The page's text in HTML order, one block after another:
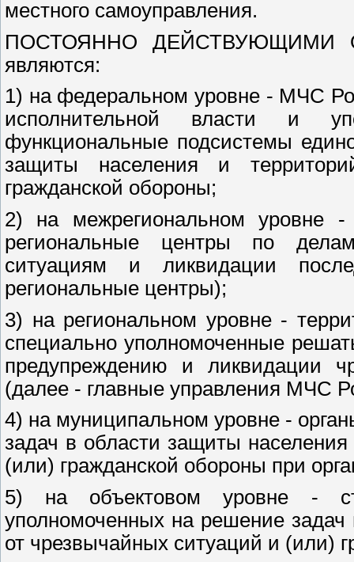
местного самоуправления.
ПОСТОЯННО ДЕЙСТВУЮЩИМИ
являются:
1) на федеральном уровне - МЧС
исполнительной власти и
функциональные подсистемы
защиты населения и
гражданской обороны;
2) на межрегиональном уровне
региональные центры по
ситуациям и ликвидации
региональные центры);
3) на региональном уровне -
специально уполномоченные
предупреждению и ликвидации
(далее - главные управления МЧС
4) на муниципальном уровне -
задач в области защиты
(или) гражданской обороны при
5) на объектовом уровне -
уполномоченных на решение
от чрезвычайных ситуаций и (или)